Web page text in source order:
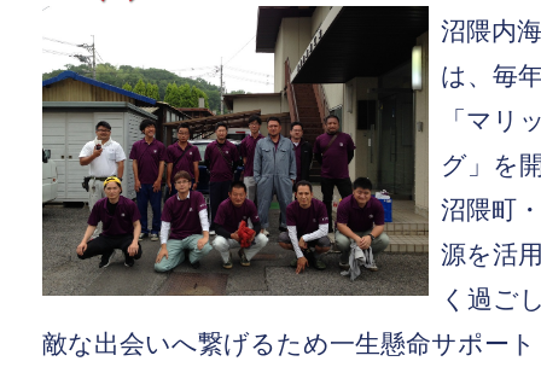
沼隈内
は、毎
「マリ
グ」を
沼隈町
源を活
く過ご
敵な出会いへ繋げるため一生懸命サポー